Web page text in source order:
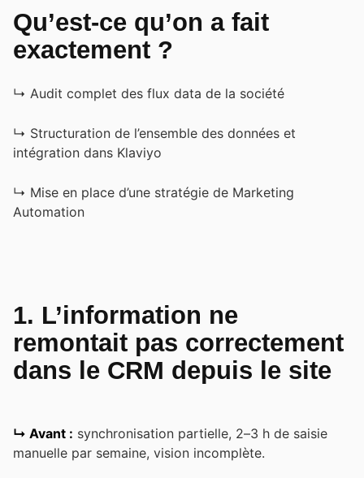
Qu’est-ce qu’on a fait
exactement ?
↳ Audit complet des flux data de la société
↳ Structuration de l’ensemble des données et
intégration dans Klaviyo
↳ Mise en place d’une stratégie de Marketing
Automation
1. L’information ne
remontait pas correctement
dans le CRM depuis le site
↳ Avant : synchronisation partielle, 2–3 h de saisie
manuelle par semaine, vision incomplète.